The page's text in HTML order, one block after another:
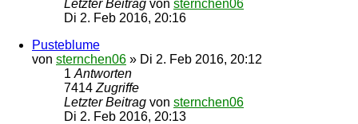
Letzter Beitrag von sternchen06
Di 2. Feb 2016, 20:16
Pusteblume
von sternchen06 » Di 2. Feb 2016, 20:12
1 Antworten
7414 Zugriffe
Letzter Beitrag von sternchen06
Di 2. Feb 2016, 20:13